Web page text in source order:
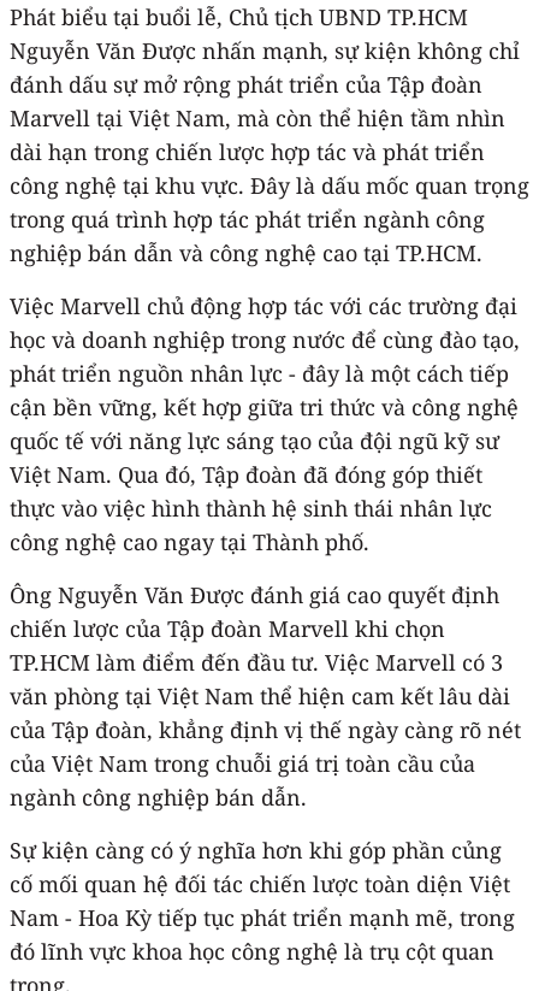
Phát biểu tại buổi lễ, Chủ tịch UBND TP.HCM
Nguyễn Văn Được nhấn mạnh, sự kiện không chỉ
đánh dấu sự mở rộng phát triển của Tập đoàn
Marvell tại Việt Nam, mà còn thể hiện tầm nhìn
dài hạn trong chiến lược hợp tác và phát triển
công nghệ tại khu vực. Đây là dấu mốc quan trọng
trong quá trình hợp tác phát triển ngành công
nghiệp bán dẫn và công nghệ cao tại TP.HCM.
Việc Marvell chủ động hợp tác với các trường đại
học và doanh nghiệp trong nước để cùng đào tạo,
phát triển nguồn nhân lực - đây là một cách tiếp
cận bền vững, kết hợp giữa tri thức và công nghệ
quốc tế với năng lực sáng tạo của đội ngũ kỹ sư
Việt Nam. Qua đó, Tập đoàn đã đóng góp thiết
thực vào việc hình thành hệ sinh thái nhân lực
công nghệ cao ngay tại Thành phố.
Ông Nguyễn Văn Được đánh giá cao quyết định
chiến lược của Tập đoàn Marvell khi chọn
TP.HCM làm điểm đến đầu tư. Việc Marvell có 3
văn phòng tại Việt Nam thể hiện cam kết lâu dài
của Tập đoàn, khẳng định vị thế ngày càng rõ nét
của Việt Nam trong chuỗi giá trị toàn cầu của
ngành công nghiệp bán dẫn.
Sự kiện càng có ý nghĩa hơn khi góp phần củng
cố mối quan hệ đối tác chiến lược toàn diện Việt
Nam - Hoa Kỳ tiếp tục phát triển mạnh mẽ, trong
đó lĩnh vực khoa học công nghệ là trụ cột quan
trọng.